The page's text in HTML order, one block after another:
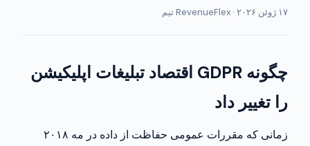
۱۷ ژوئن ۲۰۲۶ · RevenueFlex تیم
چگونه GDPR اقتصاد تبلیغات اپلیکیشن
را تغییر داد
زمانی که مقررات عمومی حفاظت از داده در مه ۲۰۱۸